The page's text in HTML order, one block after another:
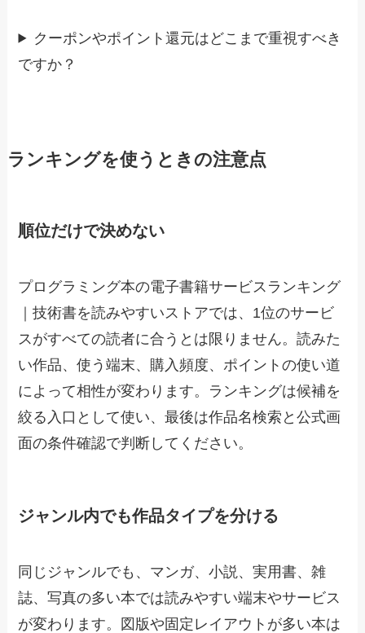
クーポンやポイント還元はどこまで重視すべき
ですか？
ランキングを使うときの注意点
順位だけで決めない
プログラミング本の電子書籍サービスランキング
｜技術書を読みやすいストアでは、1位のサービ
スがすべての読者に合うとは限りません。読みた
い作品、使う端末、購入頻度、ポイントの使い道
によって相性が変わります。ランキングは候補を
絞る入口として使い、最後は作品名検索と公式画
面の条件確認で判断してください。
ジャンル内でも作品タイプを分ける
同じジャンルでも、マンガ、小説、実用書、雑
誌、写真の多い本では読みやすい端末やサービス
が変わります。図版や固定レイアウトが多い本は